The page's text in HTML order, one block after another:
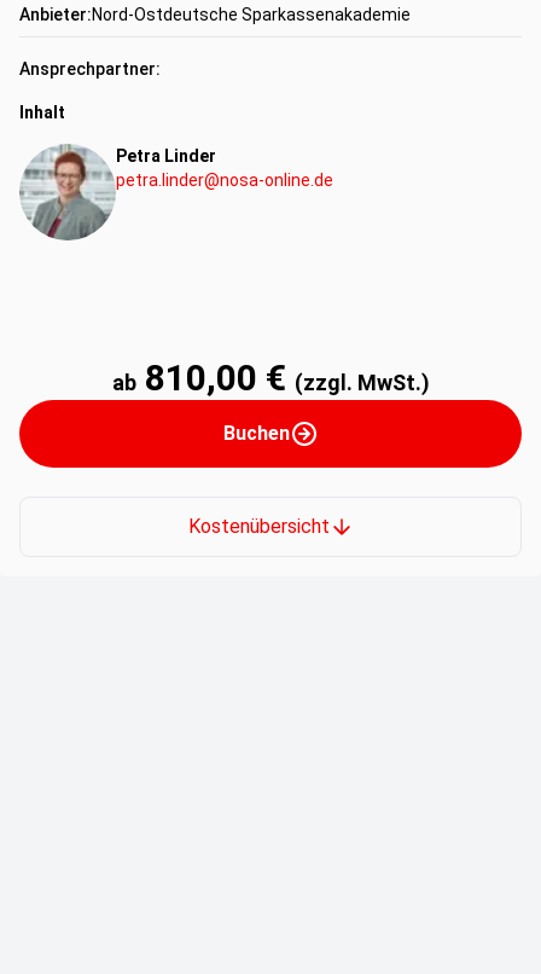
Anbieter:Nord-Ostdeutsche Sparkassenakademie
Ansprechpartner:
Inhalt
Petra Linder
petra.linder@nosa-online.de
ab 810,00 € (zzgl. MwSt.)
Buchen
Kostenübersicht